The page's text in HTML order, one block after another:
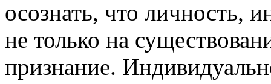
осознать, что личность,
не только на
признание.